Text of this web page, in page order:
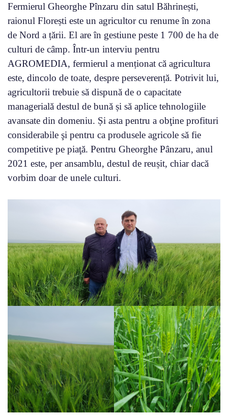
Fermierul Gheorghe Pînzaru din satul Băhrinești,
raionul Florești este un agricultor cu renume în zona
de Nord a țării. El are în gestiune peste 1 700 de ha de
culturi de câmp. Într-un interviu pentru
AGROMEDIA, fermierul a menționat că agricultura
este, dincolo de toate, despre perseverență. Potrivit lui,
agricultorii trebuie să dispună de o capacitate
managerială destul de bună și să aplice tehnologiile
avansate din domeniu. Și asta pentru a obţine profituri
considerabile şi pentru ca produsele agricole să fie
competitive pe piaţă. Pentru Gheorghe Pânzaru, anul
2021 este, per ansamblu, destul de reușit, chiar dacă
vorbim doar de unele culturi.